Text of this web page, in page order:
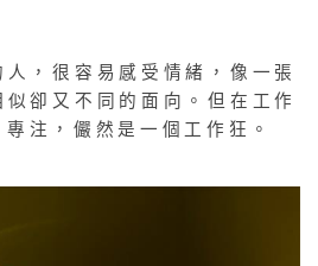
，很容易感受情緒，像一張
卻又不同的面向。但在工作
專注，儼然是一個工作狂。